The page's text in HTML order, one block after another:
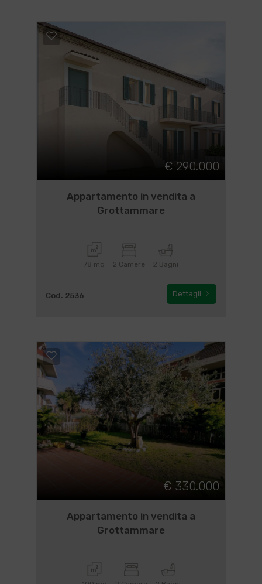
€ 290.000
Appartamento in vendita a
Grottammare
78 mq 2 Camere 2 Bagni
Cod. 2536 Dettagli
€ 330.000
Appartamento in vendita a
Grottammare